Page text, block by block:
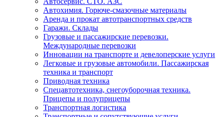
Автохимия. Горюче-смазочные материалы
Аренда и прокат автотранспортных средств
Гаражи. Склады
Грузовые и пассажирские перевозки.
Международные перевозки
Инновации на транспорте и девелоперские услуги
Легковые и грузовые автомобили. Пассажирская
техника и транспорт
Приводная техника
Спецавтотехника, снегоуборочная техника.
Прицепы и полуприцепы
Транспортная логистика